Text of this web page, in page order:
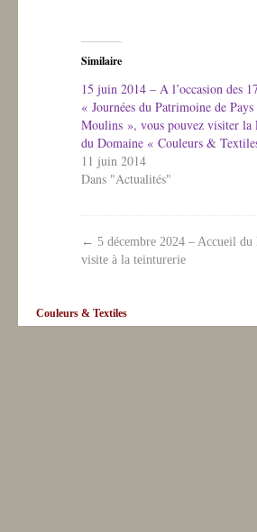
Similaire
15 juin 2014 – A l’occasion des
« Journées du Patrimoine de Pays
Moulins », vous pouvez visiter la
du Domaine « Couleurs &
11 juin 2014
Dans "Actualités"
← 5 décembre 2024 – Accueil
visite à la teinturerie
Couleurs & Textiles